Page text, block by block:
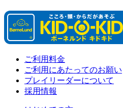
ご利用料金
ご利用にあたってのお願い
プレイリーダーについて
採用情報